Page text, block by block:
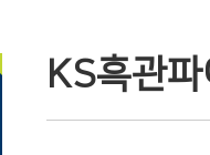
KS흑관